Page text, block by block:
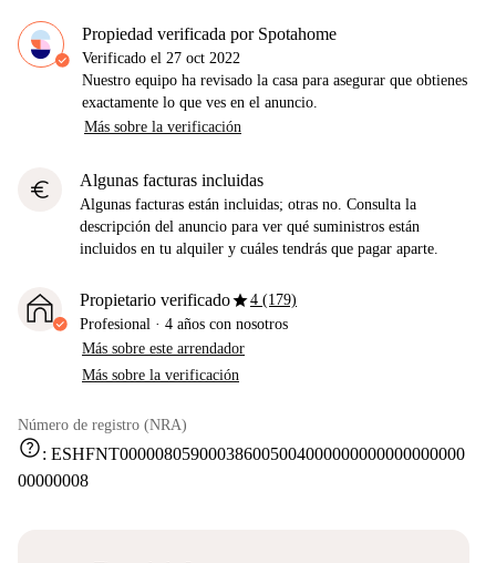
Propiedad verificada por Spotahome
Verificado el 27 oct 2022
Nuestro equipo ha revisado la casa para asegurar que obtienes
exactamente lo que ves en el anuncio.
Más sobre la verificación
euro Algunas facturas incluidas
Algunas facturas están incluidas; otras no. Consulta la
descripción del anuncio para ver qué suministros están
incluidos en tu alquiler y cuáles tendrás que pagar aparte.
Propietario verificadostar4 (179)
Profesional · 4 años con nosotros
Más sobre este arrendador
Más sobre la verificación
Número de registro (NRA)
help: ESHFNT000008059000386005004000000000000000000
00000008